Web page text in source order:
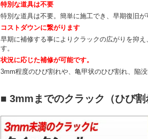
特別な道具は不要
特別な道具は不要。簡単に施工でき、早期復旧が
コストダウンに繋がります
早期に補修する事によりクラックの広がりを抑
す。
状況に応じた補修が可能です。
3mm程度のひび割れや、亀甲状のひび割れ、陥
■ 3mmまでのクラック（ひび割